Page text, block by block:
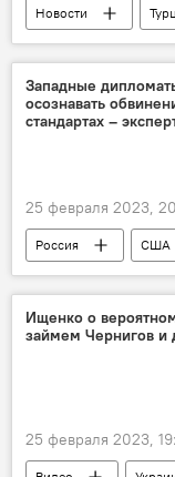
Новости
разрушительные
Азербайджан
Западные
осознавать
стандартах –
25 февраля 2023,
Россия
США
Совет безопасности
Украина
Ищенко о
займем Чернигов и
25 февраля 2023,